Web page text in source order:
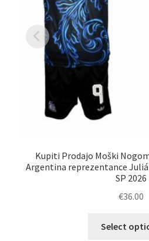
Kupiti Prodajo Moški
Argentina reprezentance
SP 2026
€36.00
Select